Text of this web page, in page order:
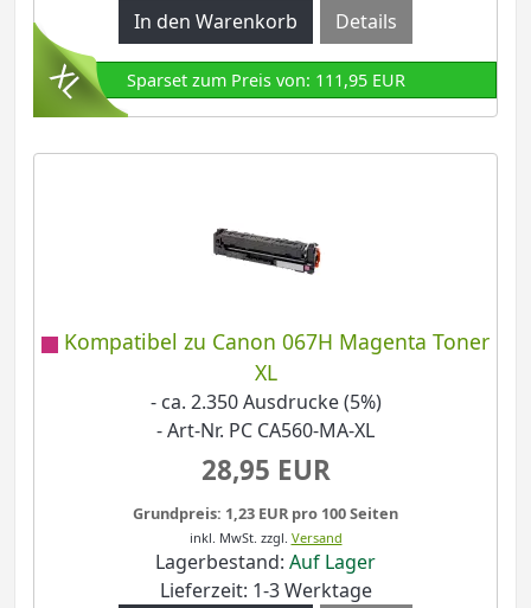
Details
Sparset zum Preis von: 111,95 EUR
Kompatibel zu Canon 067H Magenta Toner
XL
- ca. 2.350 Ausdrucke (5%)
- Art-Nr. PC CA560-MA-XL
28,95 EUR
Grundpreis: 1,23 EUR pro 100 Seiten
inkl. MwSt. zzgl. Versand
Lagerbestand: Auf Lager
Lieferzeit: 1-3 Werktage